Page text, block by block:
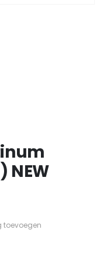
NEW
toevoegen